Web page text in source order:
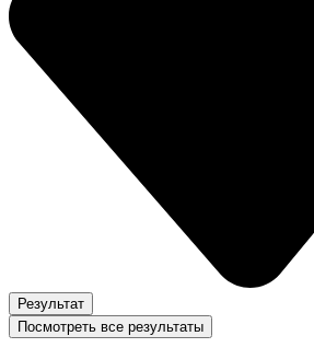
Результат
Посмотреть все результаты